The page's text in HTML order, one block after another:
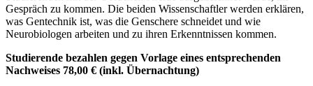
Gespräch zu kommen. Die beiden Wissenschaftler werden erklären,
was Gentechnik ist, was die Genschere schneidet und wie
Neurobiologen arbeiten und zu ihren Erkenntnissen kommen.
Studierende bezahlen gegen Vorlage eines entsprechenden
Nachweises 78,00 € (inkl. Übernachtung)